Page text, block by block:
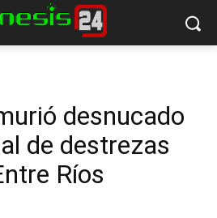
desnucado
de destrezas
Ríos